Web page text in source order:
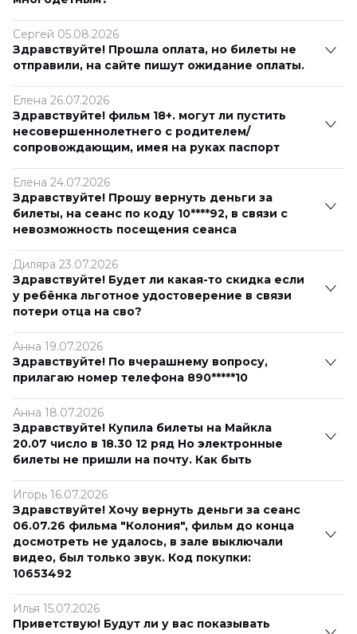
Сергей 05.08.2026
Здравствуйте! Прошла оплата, но билеты не
отправили, на сайте пишут ожидание оплаты.
Елена 26.07.2026
Здравствуйте! фильм 18+. могут ли пустить
несовершеннолетнего с родителем/
сопровождающим, имея на руках паспорт
Елена 24.07.2026
Здравствуйте! Прошу вернуть деньги за
билеты, на сеанс по коду 10****92, в связи с
невозможность посещения сеанса
Диляра 23.07.2026
Здравствуйте! Будет ли какая-то скидка если
у ребёнка льготное удостоверение в связи
потери отца на сво?
Анна 19.07.2026
Здравствуйте! По вчерашнему вопросу,
прилагаю номер телефона 890*****10
Анна 18.07.2026
Здравствуйте! Купила билеты на Майкла
20.07 число в 18.30 12 ряд Но электронные
билеты не пришли на почту. Как быть
Игорь 16.07.2026
Здравствуйте! Хочу вернуть деньги за сеанс
06.07.26 фильма "Колония", фильм до конца
досмотреть не удалось, в зале выключали
видео, был только звук. Код покупки:
10653492
Илья 15.07.2026
Приветствую! Будут ли у вас показывать